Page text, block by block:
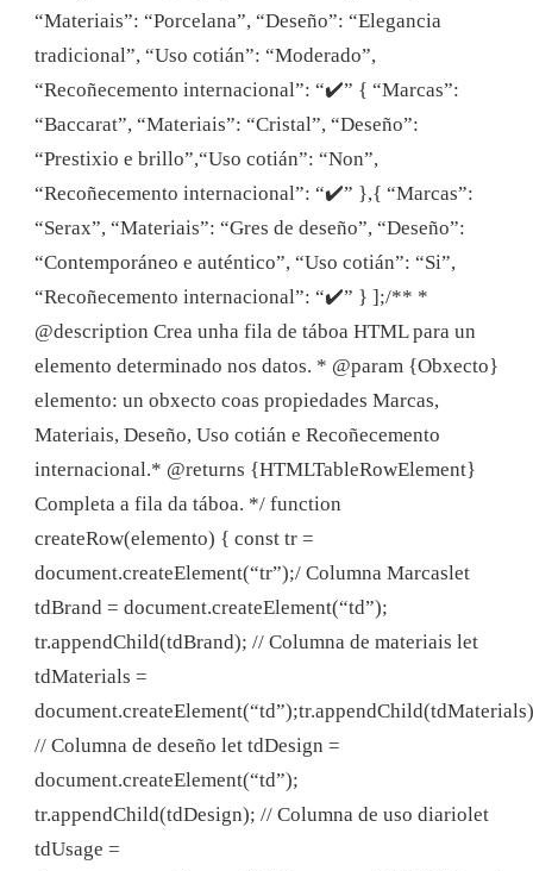
“Materiais”: “Porcelana”, “Deseño”: “Elegancia
tradicional”, “Uso cotián”: “Moderado”,
“Recoñecemento internacional”: “✔️” { “Marcas”:
“Baccarat”, “Materiais”: “Cristal”, “Deseño”:
“Prestixio e brillo”,“Uso cotián”: “Non”,
“Recoñecemento internacional”: “✔️” },{ “Marcas”:
“Serax”, “Materiais”: “Gres de deseño”, “Deseño”:
“Contemporáneo e auténtico”, “Uso cotián”: “Si”,
“Recoñecemento internacional”: “✔️” } ];/** *
@description Crea unha fila de táboa HTML para un
elemento determinado nos datos. * @param {Obxecto}
elemento: un obxecto coas propiedades Marcas,
Materiais, Deseño, Uso cotián e Recoñecemento
internacional.* @returns {HTMLTableRowElement}
Completa a fila da táboa. */ function
createRow(elemento) { const tr =
document.createElement(“tr”);/ Columna Marcaslet
tdBrand = document.createElement(“td”);
tr.appendChild(tdBrand); // Columna de materiais let
tdMaterials =
// Columna de deseño let tdDesign =
document.createElement(“td”);
tr.appendChild(tdDesign); // Columna de uso diariolet
tdUsage =